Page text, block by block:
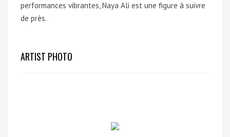
performances vibrantes, Naya Ali est une figure à suivre
de près.
ARTIST PHOTO